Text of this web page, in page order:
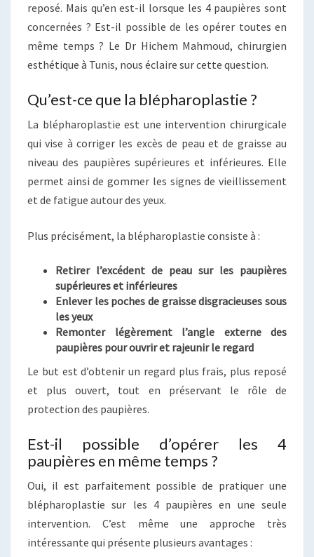
reposé. Mais qu’en est-il lorsque les 4 paupières sont
concernées ? Est-il possible de les opérer toutes en
même temps ? Le Dr Hichem Mahmoud, chirurgien
esthétique à Tunis, nous éclaire sur cette question.
Qu’est-ce que la blépharoplastie ?
La blépharoplastie est une intervention chirurgicale
qui vise à corriger les excès de peau et de graisse au
niveau des paupières supérieures et inférieures. Elle
permet ainsi de gommer les signes de vieillissement
et de fatigue autour des yeux.
Plus précisément, la blépharoplastie consiste à :
Retirer l’excédent de peau sur les paupières
supérieures et inférieures
Enlever les poches de graisse disgracieuses sous
les yeux
Remonter légèrement l’angle externe des
paupières pour ouvrir et rajeunir le regard
Le but est d’obtenir un regard plus frais, plus reposé
et plus ouvert, tout en préservant le rôle de
protection des paupières.
Est-il possible d’opérer les 4
paupières en même temps ?
Oui, il est parfaitement possible de pratiquer une
blépharoplastie sur les 4 paupières en une seule
intervention. C’est même une approche très
intéressante qui présente plusieurs avantages :